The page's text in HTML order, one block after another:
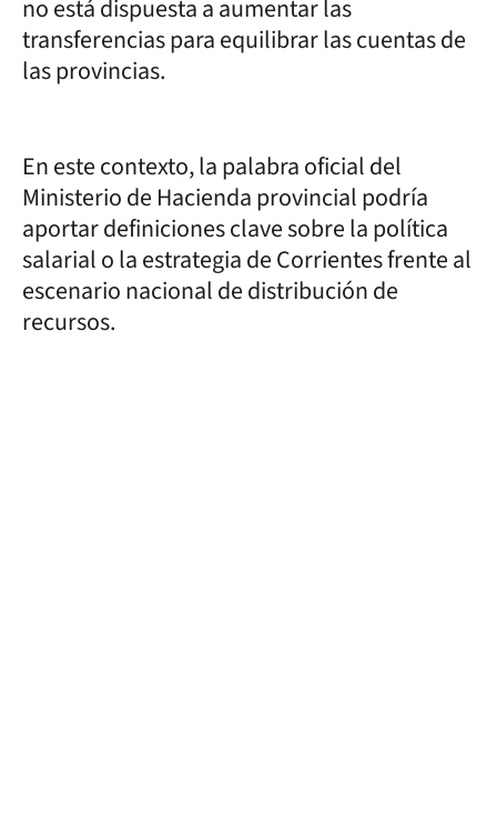
no está dispuesta a aumentar las
transferencias para equilibrar las cuentas de
las provincias.
En este contexto, la palabra oficial del
Ministerio de Hacienda provincial podría
aportar definiciones clave sobre la política
salarial o la estrategia de Corrientes frente al
escenario nacional de distribución de
recursos.